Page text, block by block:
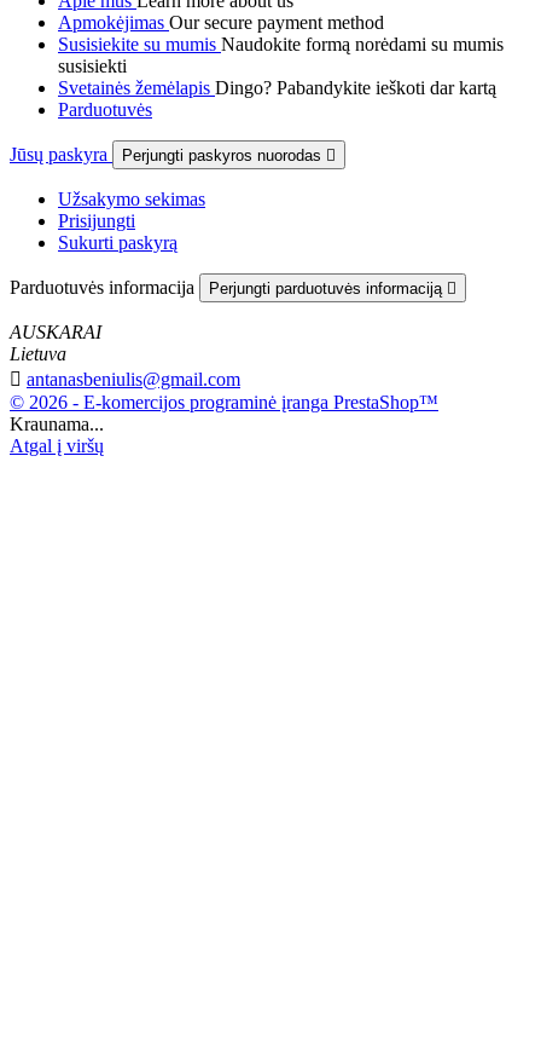
Apmokėjimas Our secure payment method
Susisiekite su mumis Naudokite formą norėdami su mumis
susisiekti
Svetainės žemėlapis Dingo? Pabandykite ieškoti dar kartą
Parduotuvės
Jūsų paskyra Perjungti paskyros nuorodas 
Užsakymo sekimas
Prisijungti
Sukurti paskyrą
Parduotuvės informacija Perjungti parduotuvės informaciją 
AUSKARAI
Lietuva
 antanasbeniulis@gmail.com
© 2026 - E-komercijos programinė įranga PrestaShop™
Kraunama...
Atgal į viršų